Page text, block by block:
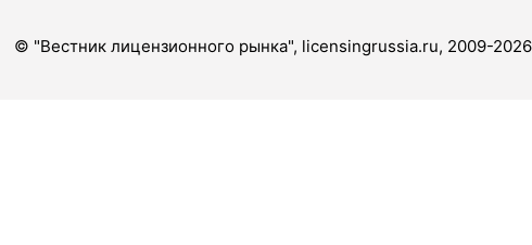
© "Вестник лицензионного рынка", licensingrussia.ru, 2009-